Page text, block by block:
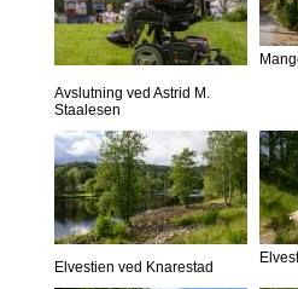
Avslutning ved Astrid M.
Staalesen
Elvestien ved Knarestad